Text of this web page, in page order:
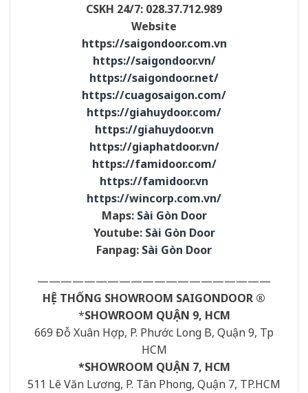
CSKH 24/7: 028.37.712.989
Website
https://saigondoor.com.vn
https://saigondoor.vn/
https://saigondoor.net/
https://cuagosaigon.com/
https://giahuydoor.com/
https://giahuydoor.vn
https://giaphatdoor.vn/
https://famidoor.com/
https://famidoor.vn
https://wincorp.com.vn/
Maps: Sài Gòn Door
Youtube: Sài Gòn Door
Fanpag: Sài Gòn Door
————————————————————
HỆ THỐNG SHOWROOM SAIGONDOOR ®
*SHOWROOM QUẬN 9, HCM
669 Đỗ Xuân Hợp, P. Phước Long B, Quận 9, Tp
HCM
*SHOWROOM QUẬN 7, HCM
511 Lê Văn Lương, P. Tân Phong, Quận 7, TP.HCM